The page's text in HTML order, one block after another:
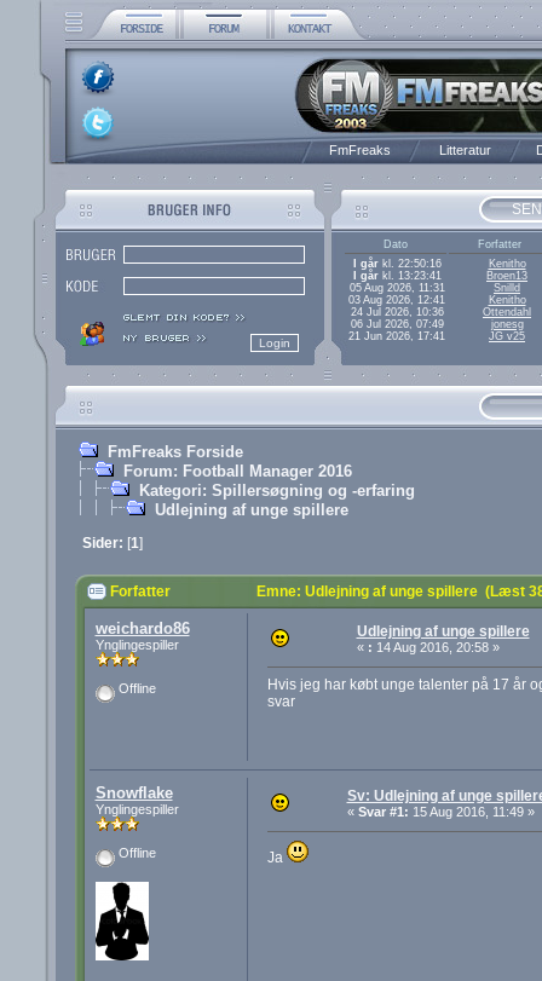
FmFreaks Litteratur
Dato
Forfatter
I gårkl. 22:50:16
Kenitho
I gårkl. 13:23:41
Broen13
05 Aug 2026, 11:31
Snilld
03 Aug 2026, 12:41
Kenitho
24 Jul 2026, 10:36
Ottendahl
06 Jul 2026, 07:49
jonesg
21 Jun 2026, 17:41
JG v25
FmFreaks Forside
Forum: Football Manager 2016
Kategori: Spillersøgning og -erfaring
Udlejning af unge spillere
Sider: [1]
Forfatter Emne: Udlejning af unge spillere (Læst
weichardo86
Ynglingespiller
Offline
Udlejning af unge spillere
« : 14 Aug 2016, 20:58 »
Hvis jeg har købt unge talenter på 17 år
svar
Snowflake
Ynglingespiller
Offline
Sv: Udlejning af unge
« Svar #1: 15 Aug 2016, 11:49 »
Ja